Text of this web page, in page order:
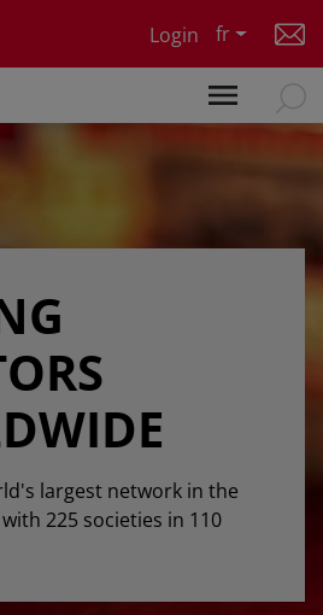
Login
fr
largest network in the
225 societies in 110